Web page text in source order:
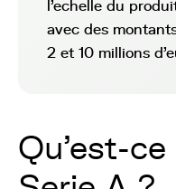
l'echelle du
avec des
2 et 10 millions
Qu'est-ce